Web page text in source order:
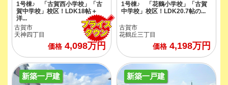
1号棟♪ 「古賀西小学校」「古
賀中学校」校区！LDK18帖＋
洋...
古賀市
天神四丁目
価格4,098万円
1号棟♪ 「花鶴小学校」「古賀
中学校」校区！LDK20.7帖の...
古賀市
花鶴丘三丁目
価格4,198万円
新築一戸建 新築一戸建